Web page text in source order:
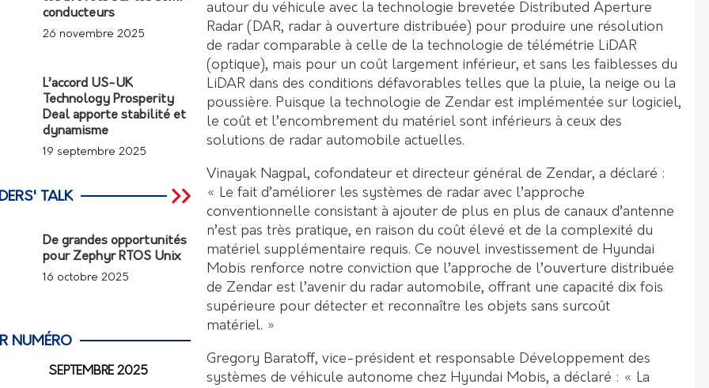
autour du véhicule avec la technologie brevetée Distributed Aperture
Radar (DAR, radar à ouverture distribuée) pour produire une résolution
de radar comparable à celle de la technologie de télémétrie LiDAR
(optique), mais pour un coût largement inférieur, et sans les faiblesses du
LiDAR dans des conditions défavorables telles que la pluie, la neige ou la
poussière. Puisque la technologie de Zendar est implémentée sur logiciel,
le coût et l’encombrement du matériel sont inférieurs à ceux des
solutions de radar automobile actuelles.
Vinayak Nagpal, cofondateur et directeur général de Zendar, a déclaré :
« Le fait d’améliorer les systèmes de radar avec l’approche
conventionnelle consistant à ajouter de plus en plus de canaux d’antenne
n’est pas très pratique, en raison du coût élevé et de la complexité du
matériel supplémentaire requis. Ce nouvel investissement de Hyundai
Mobis renforce notre conviction que l’approche de l’ouverture distribuée
de Zendar est l’avenir du radar automobile, offrant une capacité dix fois
supérieure pour détecter et reconnaître les objets sans surcoût
matériel. »
Gregory Baratoff, vice-président et responsable Développement des
systèmes de véhicule autonome chez Hyundai Mobis, a déclaré : « La
conducteurs
26 novembre 2025
L’accord US-UK
Technology Prosperity
Deal apporte stabilité et
dynamisme
19 septembre 2025
TALK
De grandes opportunités
pour Zephyr RTOS Unix
16 octobre 2025
NUMÉRO
SEPTEMBRE 2025